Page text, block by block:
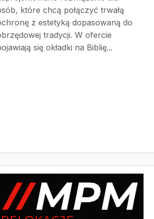
które chcą połączyć trwałą
z estetyką dopasowaną do
tradycji. W ofercie
się okładki na Biblię...